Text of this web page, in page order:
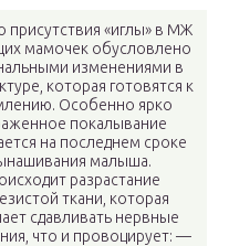
присутствия «иглы» в МЖ
мамочек обусловлено
изменениями в
которая готовятся к
Особенно ярко
покалывание
на последнем сроке
малыша.
разрастание
ткани, которая
сдавливать нервные
что и провоцирует: —